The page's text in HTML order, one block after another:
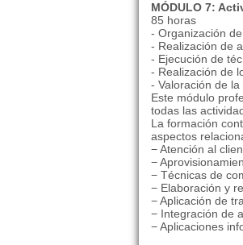
MÓDULO 7:
85 horas
- Organización
- Realización de
- Ejecución de
- Realización de
- Valoración de
Este módulo
todas las
La formación
aspectos
− Atención al
−
− Técnicas de
− Elaboración y
− Aplicación de
− Integración de
− Aplicaciones